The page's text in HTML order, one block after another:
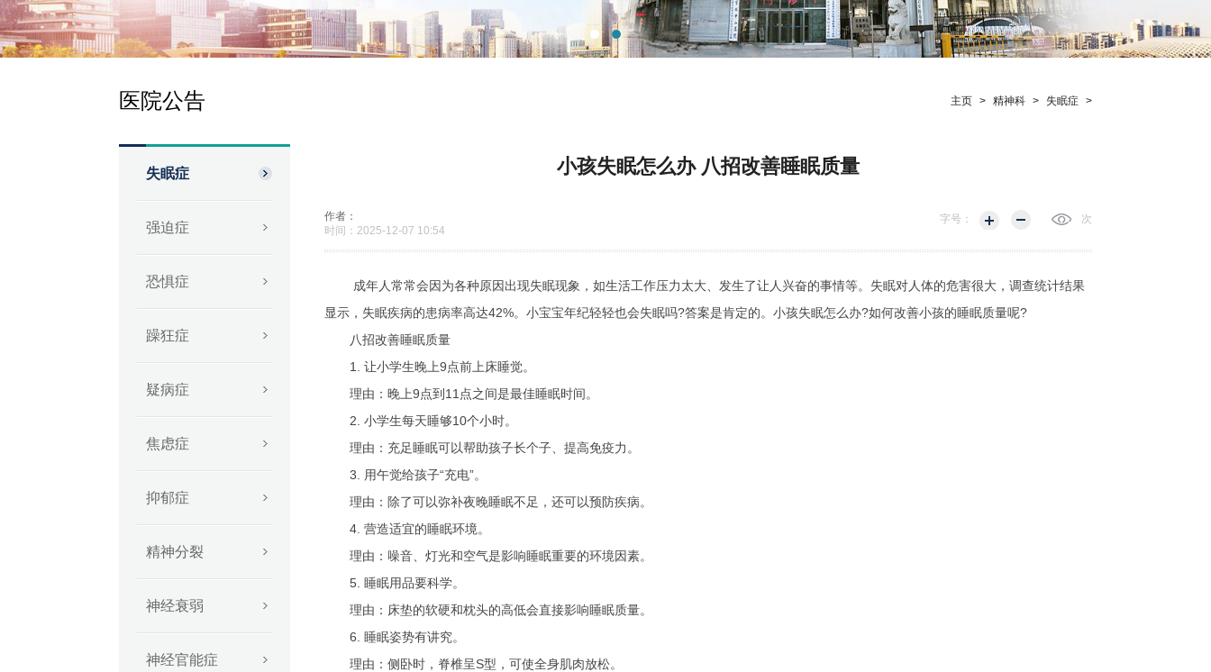
医院公告
失眠症
强迫症
恐惧症
躁狂症
疑病症
焦虑症
抑郁症
精神分裂
神经衰弱
神经官能症
主页 > 精神科 > 失眠症 >
小孩失眠怎么办 八招改善睡眠质量
作者：
时间：2025-12-07 10:54
字号： 次
成年人常常会因为各种原因出现失眠现象，如生活工作压力太大、发生了让人兴奋的事情等。失眠对人体的危害很大，调查统计结果
显示，失眠疾病的患病率高达42%。小宝宝年纪轻轻也会失眠吗?答案是肯定的。小孩失眠怎么办?如何改善小孩的睡眠质量呢?
八招改善睡眠质量
1. 让小学生晚上9点前上床睡觉。
理由：晚上9点到11点之间是最佳睡眠时间。
2. 小学生每天睡够10个小时。
理由：充足睡眠可以帮助孩子长个子、提高免疫力。
3. 用午觉给孩子“充电”。
理由：除了可以弥补夜晚睡眠不足，还可以预防疾病。
4. 营造适宜的睡眠环境。
理由：噪音、灯光和空气是影响睡眠重要的环境因素。
5. 睡眠用品要科学。
理由：床垫的软硬和枕头的高低会直接影响睡眠质量。
6. 睡眠姿势有讲究。
理由：侧卧时，脊椎呈S型，可使全身肌肉放松。